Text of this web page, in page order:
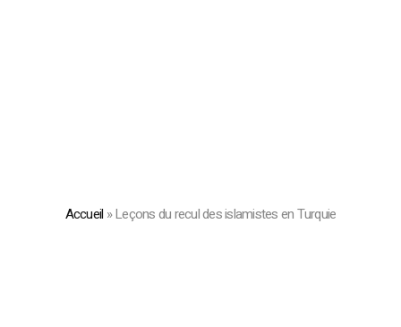
Accueil »Leçons du recul des islamistes en Turquie